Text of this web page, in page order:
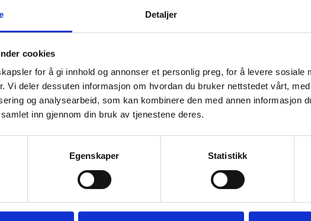
Detaljer
cookies
for å gi innhold og annonser et personlig preg, for å levere sosiale
Vi deler dessuten informasjon om hvordan du bruker nettstedet vårt,
og analysearbeid, som kan kombinere den med annen informasjon
inn gjennom din bruk av tjenestene deres.
Egenskaper Statistikk